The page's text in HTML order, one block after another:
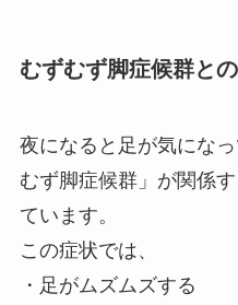
むずむず脚症候群と
夜になると足が気にな
むず脚症候群」が関係
ています。
この症状では、
・足がムズムズする